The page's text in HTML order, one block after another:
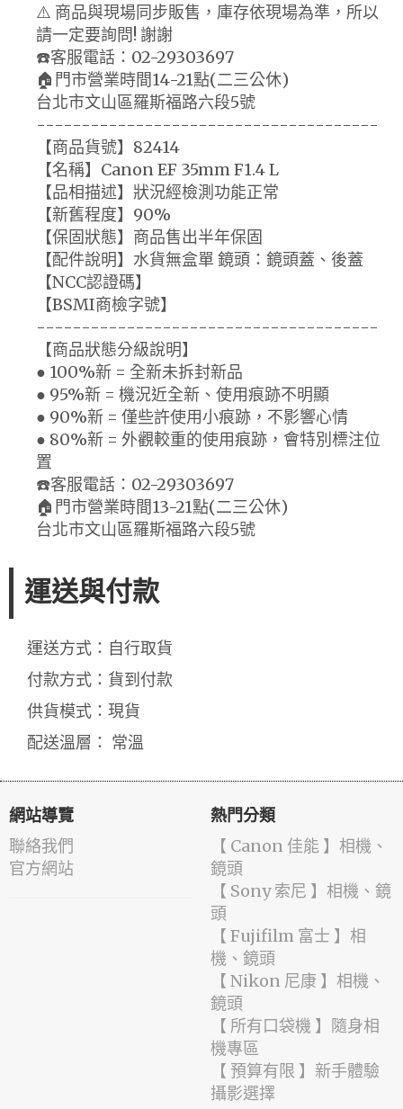
⚠️ 商品與現場同步販售，庫存依現場為準，所以
請一定要詢問! 謝謝
☎️客服電話：02-29303697
🏠門市營業時間14-21點(二三公休)
台北市文山區羅斯福路六段5號
--------------------------------------
【商品貨號】82414
【名稱】Canon EF 35mm F1.4 L
【品相描述】狀況經檢測功能正常
【新舊程度】90%
【保固狀態】商品售出半年保固
【配件說明】水貨無盒單 鏡頭：鏡頭蓋、後蓋
【NCC認證碼】
【BSMI商檢字號】
--------------------------------------
【商品狀態分級說明】
● 100%新 = 全新未拆封新品
● 95%新 = 機況近全新、使用痕跡不明顯
● 90%新 = 僅些許使用小痕跡，不影響心情
● 80%新 = 外觀較重的使用痕跡，會特別標注位
置
☎️客服電話：02-29303697
🏠門市營業時間13-21點(二三公休)
台北市文山區羅斯福路六段5號
運送與付款
運送方式：自行取貨
付款方式：貨到付款
供貨模式：現貨
配送溫層： 常溫
網站導覽
聯絡我們
官方網站
熱門分類
【 Canon 佳能 】相機、
鏡頭
【 Sony 索尼 】相機、鏡
頭
【 Fujifilm 富士 】相
機、鏡頭
【 Nikon 尼康 】相機、
鏡頭
【 所有口袋機 】隨身相
機專區
【 預算有限 】新手體驗
攝影選擇